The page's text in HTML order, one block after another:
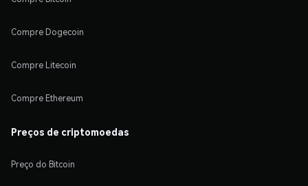
Compre Dogecoin
Compre Litecoin
Compre Ethereum
Preços de criptomoedas
Preço do Bitcoin